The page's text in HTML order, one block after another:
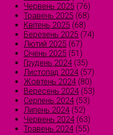
Червень 2025 (76)
Травень 2025 (68)
Квітень 2025 (68)
Березень 2025 (74)
Лютий 2025 (67)
Січень 2025 (51)
Грудень 2024 (35)
Листопад 2024 (57)
Жовтень 2024 (80)
Вересень 2024 (53)
Серпень 2024 (53)
Липень 2024 (52)
Червень 2024 (63)
Травень 2024 (55)